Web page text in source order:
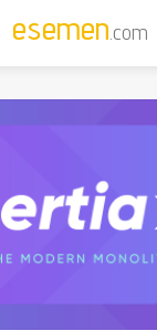
esemen.com